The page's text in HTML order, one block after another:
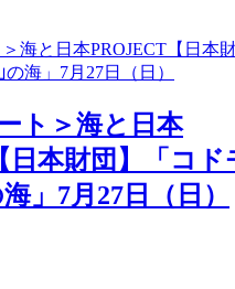
ト＞海と日本
日本財団】「コド
」7月27日（日）